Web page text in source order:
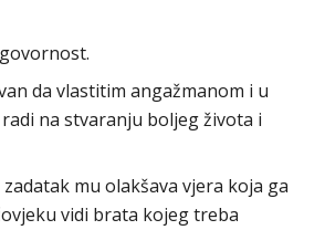
da vlastitim angažmanom i u
na stvaranju boljeg života i
mu olakšava vjera koja ga
vidi brata kojeg treba